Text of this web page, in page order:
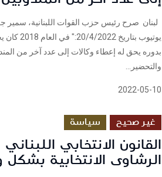
لبنان صرح رئيس حزب القوات اللبنانية، سمير
يوتيوب
بدوره يحق له إعطاء وكالات إلى عدد آخر من
والتحضير...
2022-05-10
غير صحيح سياسة
القانون الانتخابي
الرشاوى الانتخابية